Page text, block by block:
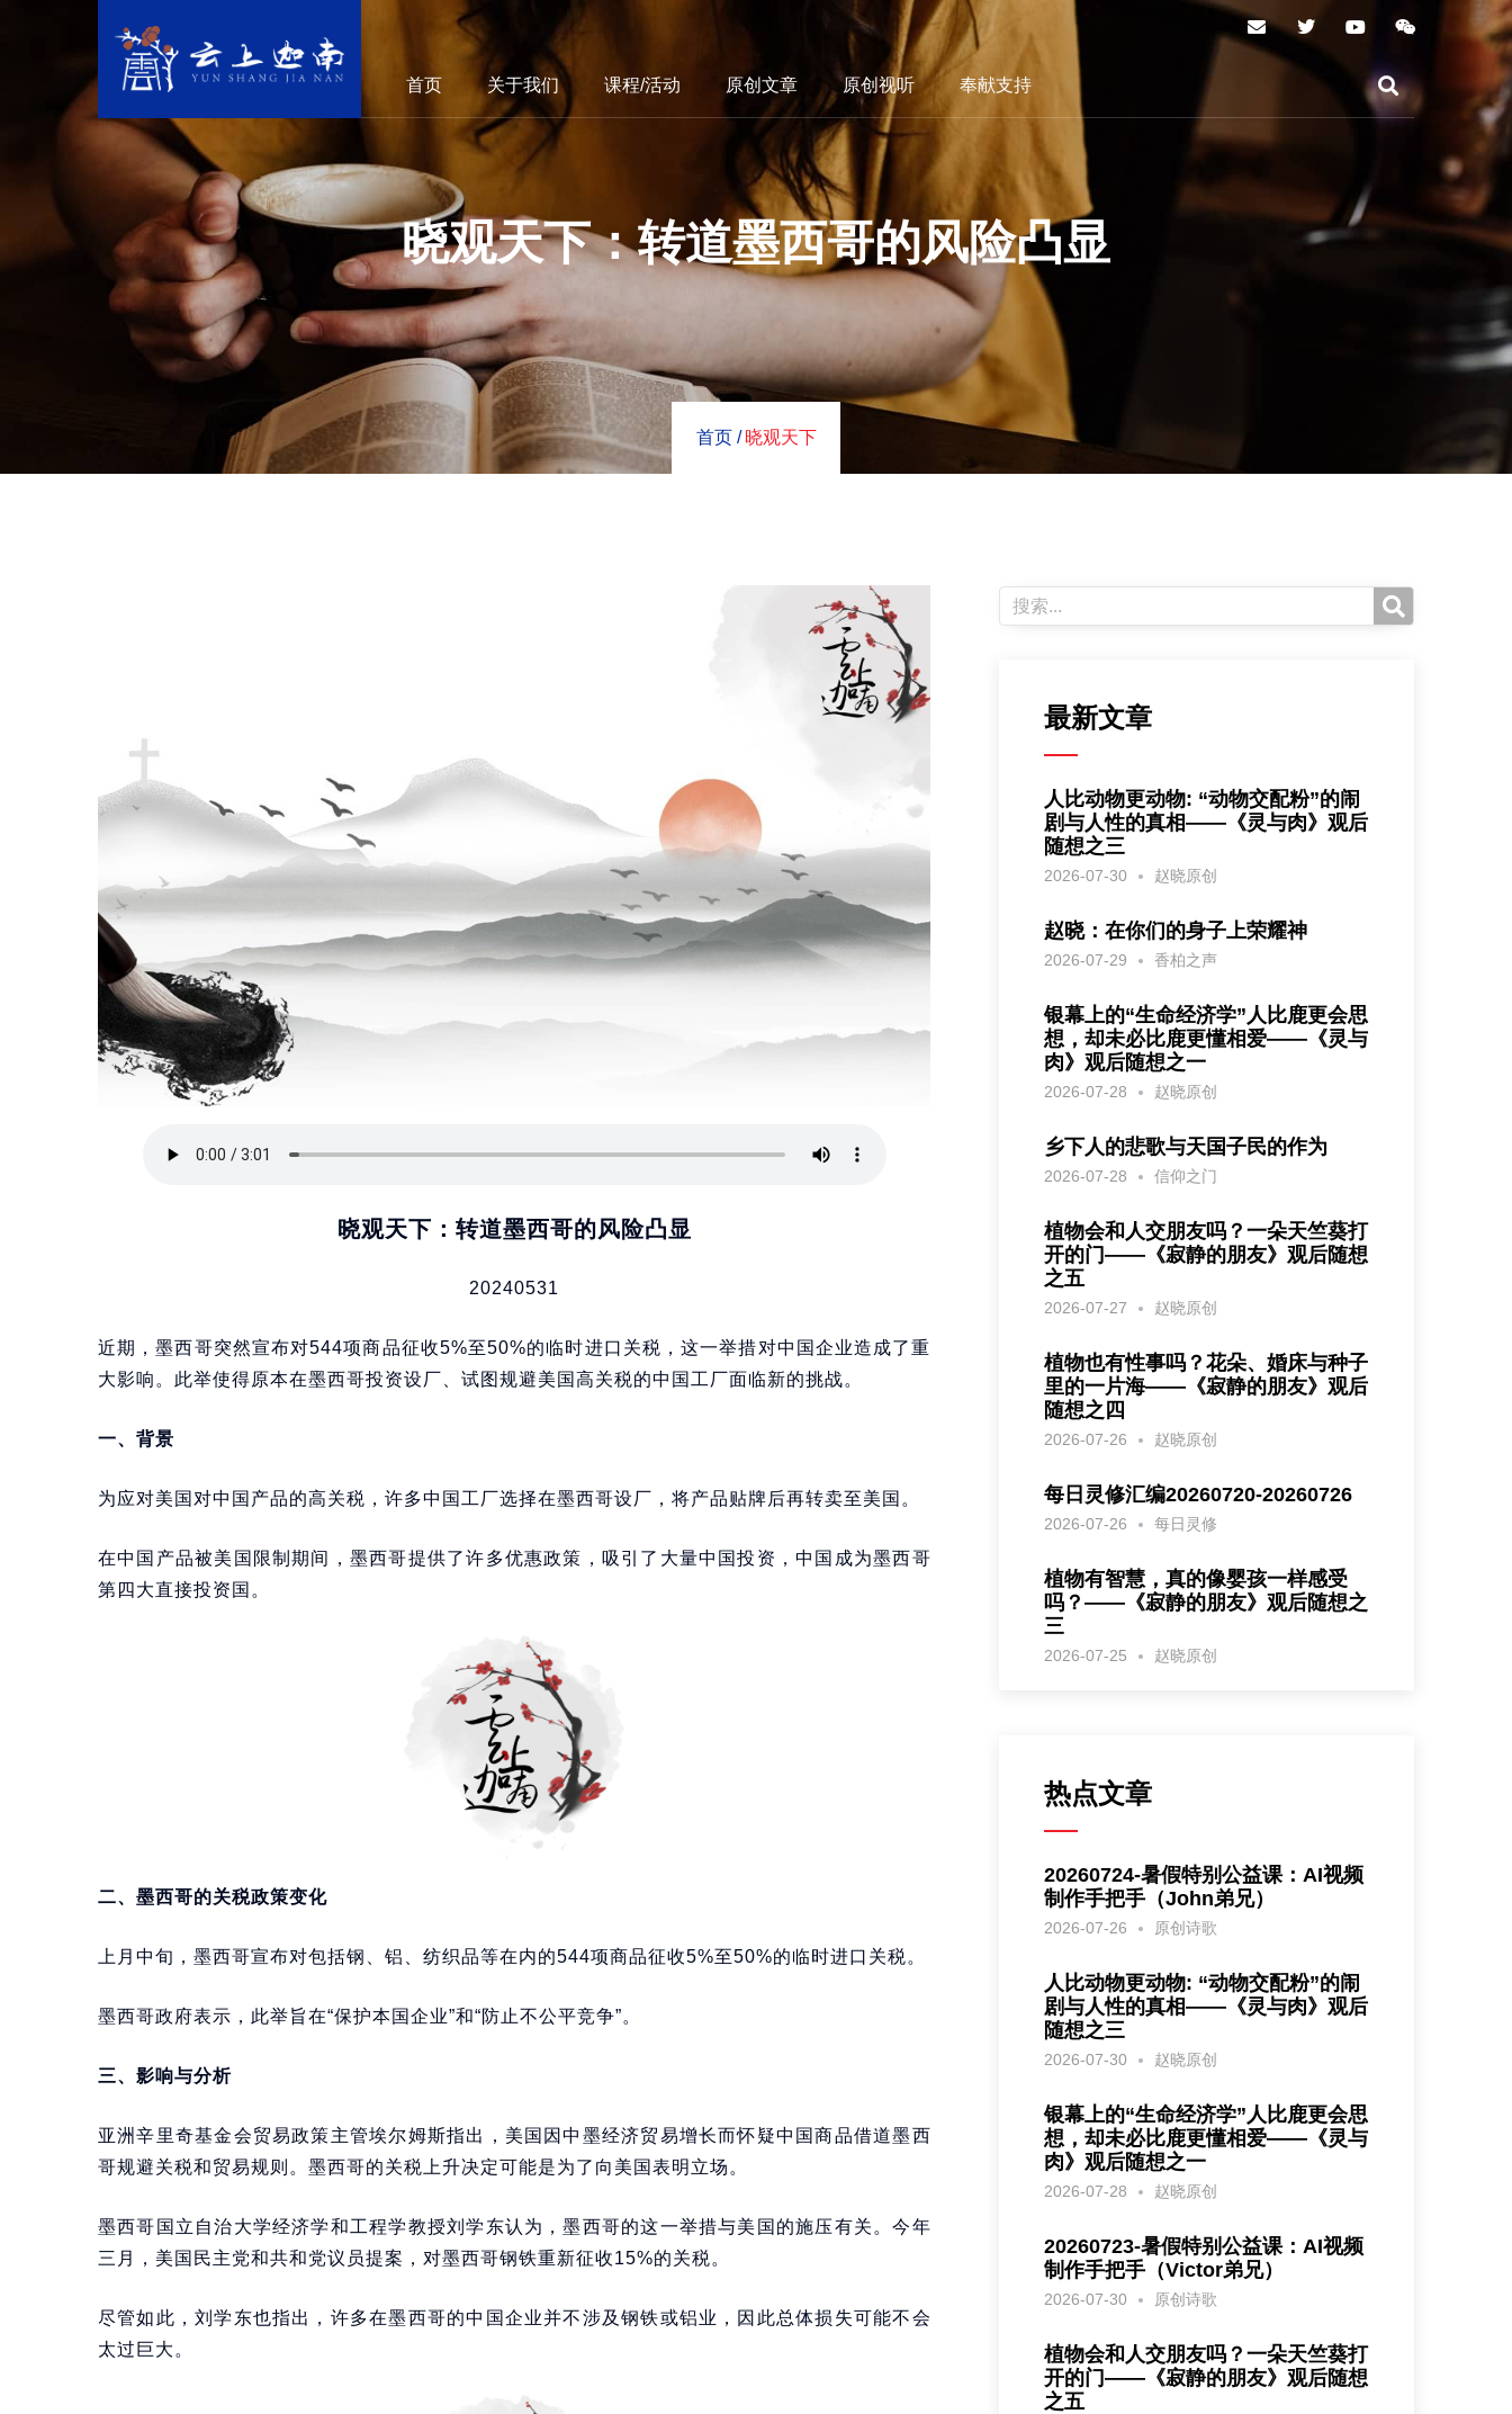
首页 关于我们 课程/活动 原创文章 原创视听 奉献支持
晓观天下：转道墨西哥的风险凸显
首页 / 晓观天下
晓观天下：转道墨西哥的风险凸显
20240531
近期，墨西哥突然宣布对544项商品征收5%至50%的临时进口关税，这一举措对中国企业造成了重
大影响。此举使得原本在墨西哥投资设厂、试图规避美国高关税的中国工厂面临新的挑战。
一、背景
为应对美国对中国产品的高关税，许多中国工厂选择在墨西哥设厂，将产品贴牌后再转卖至美国。
在中国产品被美国限制期间，墨西哥提供了许多优惠政策，吸引了大量中国投资，中国成为墨西哥
第四大直接投资国。
二、墨西哥的关税政策变化
上月中旬，墨西哥宣布对包括钢、铝、纺织品等在内的544项商品征收5%至50%的临时进口关税。
墨西哥政府表示，此举旨在“保护本国企业”和“防止不公平竞争”。
三、影响与分析
亚洲辛里奇基金会贸易政策主管埃尔姆斯指出，美国因中墨经济贸易增长而怀疑中国商品借道墨西
哥规避关税和贸易规则。墨西哥的关税上升决定可能是为了向美国表明立场。
墨西哥国立自治大学经济学和工程学教授刘学东认为，墨西哥的这一举措与美国的施压有关。今年
三月，美国民主党和共和党议员提案，对墨西哥钢铁重新征收15%的关税。
尽管如此，刘学东也指出，许多在墨西哥的中国企业并不涉及钢铁或铝业，因此总体损失可能不会
太过巨大。
最新文章
人比动物更动物: “动物交配粉”的闹
剧与人性的真相——《灵与肉》观后
随想之三
2026-07-30 赵晓原创
赵晓：在你们的身子上荣耀神
2026-07-29 香柏之声
银幕上的“生命经济学”人比鹿更会思
想，却未必比鹿更懂相爱——《灵与
肉》观后随想之一
2026-07-28 赵晓原创
乡下人的悲歌与天国子民的作为
2026-07-28 信仰之门
植物会和人交朋友吗？一朵天竺葵打
开的门——《寂静的朋友》观后随想
之五
2026-07-27 赵晓原创
植物也有性事吗？花朵、婚床与种子
里的一片海——《寂静的朋友》观后
随想之四
2026-07-26 赵晓原创
每日灵修汇编20260720-20260726
2026-07-26 每日灵修
植物有智慧，真的像婴孩一样感受
吗？——《寂静的朋友》观后随想之
三
2026-07-25 赵晓原创
热点文章
20260724-暑假特别公益课：AI视频
制作手把手（John弟兄）
2026-07-26 原创诗歌
人比动物更动物: “动物交配粉”的闹
剧与人性的真相——《灵与肉》观后
随想之三
2026-07-30 赵晓原创
银幕上的“生命经济学”人比鹿更会思
想，却未必比鹿更懂相爱——《灵与
肉》观后随想之一
2026-07-28 赵晓原创
20260723-暑假特别公益课：AI视频
制作手把手（Victor弟兄）
2026-07-30 原创诗歌
植物会和人交朋友吗？一朵天竺葵打
开的门——《寂静的朋友》观后随想
之五